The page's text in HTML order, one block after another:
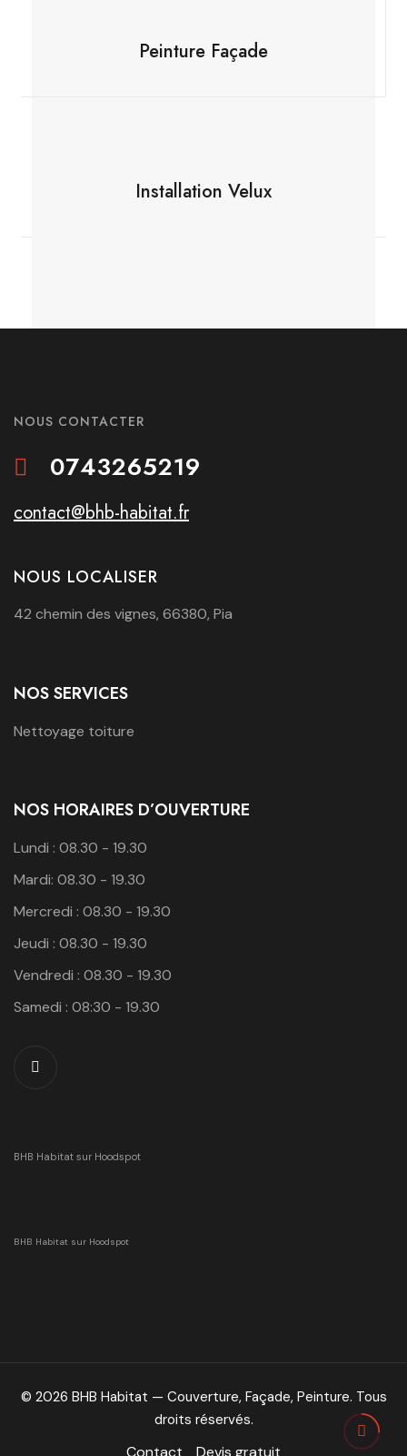
Peinture Façade
Installation Velux
NOUS CONTACTER
0743265219
contact@bhb-habitat.fr
NOUS LOCALISER
42 chemin des vignes, 66380, Pia
NOS SERVICES
Nettoyage toiture
NOS HORAIRES D’OUVERTURE
Lundi : 08.30 - 19.30
Mardi: 08.30 - 19.30
Mercredi : 08.30 - 19.30
Jeudi : 08.30 - 19.30
Vendredi : 08.30 - 19.30
Samedi : 08:30 - 19.30
BHB Habitat sur Hoodspot
BHB Habitat sur Hoodspot
© 2026 BHB Habitat — Couverture, Façade, Peinture. Tous
droits réservés.
Contact Devis gratuit